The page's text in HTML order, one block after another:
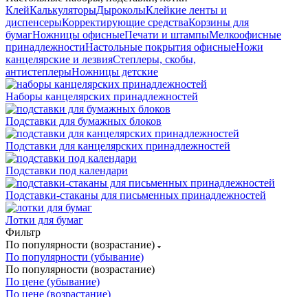
КлейКалькуляторыДыроколыКлейкие ленты и
диспенсерыКорректирующие средстваКорзины для
бумагНожницы офисныеПечати и штампыМелкоофисные
принадлежностиНастольные покрытия офисныеНожи
канцелярские и лезвияСтеплеры, скобы,
антистеплерыНожницы детские
Наборы канцелярских принадлежностей
Подставки для бумажных блоков
Подставки для канцелярских принадлежностей
Подставки под календари
Подставки-стаканы для письменных принадлежностей
Лотки для бумаг
Фильтр
По популярности (возрастание)
По популярности (убывание)
По популярности (возрастание)
По цене (убывание)
По цене (возрастание)